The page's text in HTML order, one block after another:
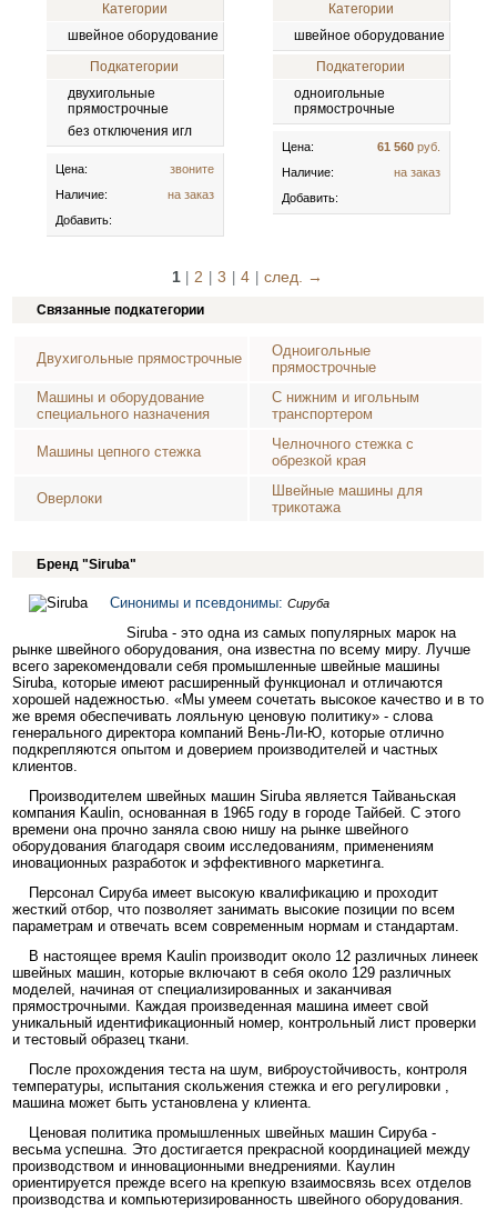
Категории
швейное оборудование
Подкатегории
двухигольные
прямострочные
без отключения игл
Цена:
звоните
Наличие:
на заказ
Добавить:
Категории
швейное оборудование
Подкатегории
одноигольные
прямострочные
Цена: 61 560руб.
Наличие:
на заказ
Добавить:
1 2 3 4 след. →
Связанные подкатегории
Двухигольные прямострочные
Одноигольные
прямострочные
Машины и оборудование
специального назначения
С нижним и игольным
транспортером
Машины цепного стежка
Челночного стежка с
обрезкой края
Оверлоки
Швейные машины для
трикотажа
Бренд "Siruba"
Синонимы и псевдонимы: Сируба
Siruba - это одна из самых популярных марок на
рынке швейного оборудования, она известна по всему миру. Лучше
всего зарекомендовали себя промышленные швейные машины
Siruba, которые имеют расширенный функционал и отличаются
хорошей надежностью. «Мы умеем сочетать высокое качество и в то
же время обеспечивать лояльную ценовую политику» - слова
генерального директора компаний Вень-Ли-Ю, которые отлично
подкрепляются опытом и доверием производителей и частных
клиентов.
Производителем швейных машин Siruba является Тайваньская
компания Kaulin, основанная в 1965 году в городе Тайбей. С этого
времени она прочно заняла свою нишу на рынке швейного
оборудования благодаря своим исследованиям, применениям
иновационных разработок и эффективного маркетинга.
Персонал Сируба имеет высокую квалификацию и проходит
жесткий отбор, что позволяет занимать высокие позиции по всем
параметрам и отвечать всем современным нормам и стандартам.
В настоящее время Kaulin производит около 12 различных линеек
швейных машин, которые включают в себя около 129 различных
моделей, начиная от специализированных и заканчивая
прямострочными. Каждая произведенная машина имеет свой
уникальный идентификационный номер, контрольный лист проверки
и тестовый образец ткани.
После прохождения теста на шум, виброустойчивость, контроля
температуры, испытания скольжения стежка и его регулировки ,
машина может быть установлена у клиента.
Ценовая политика промышленных швейных машин Сируба -
весьма успешна. Это достигается прекрасной координацией между
производством и инновационными внедрениями. Каулин
ориентируется прежде всего на крепкую взаимосвязь всех отделов
производства и компьютеризированность швейного оборудования.